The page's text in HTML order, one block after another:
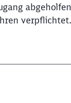
verpflichtet.